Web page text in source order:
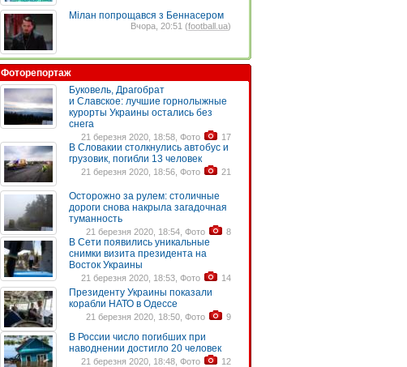
Мілан попрощався з Беннасером
Вчора, 20:51 (football.ua)
Фоторепортаж
Буковель, Драгобрат
и Славское: лучшие горнолыжные
курорты Украины остались без
снега
21 березня 2020, 18:58, Фото 17
В Словакии столкнулись автобус и
грузовик, погибли 13 человек
21 березня 2020, 18:56, Фото 21
Осторожно за рулем: столичные
дороги снова накрыла загадочная
туманность
21 березня 2020, 18:54, Фото 8
В Сети появились уникальные
снимки визита президента на
Восток Украины
21 березня 2020, 18:53, Фото 14
Президенту Украины показали
корабли НАТО в Одессе
21 березня 2020, 18:50, Фото 9
В России число погибших при
наводнении достигло 20 человек
21 березня 2020, 18:48, Фото 12